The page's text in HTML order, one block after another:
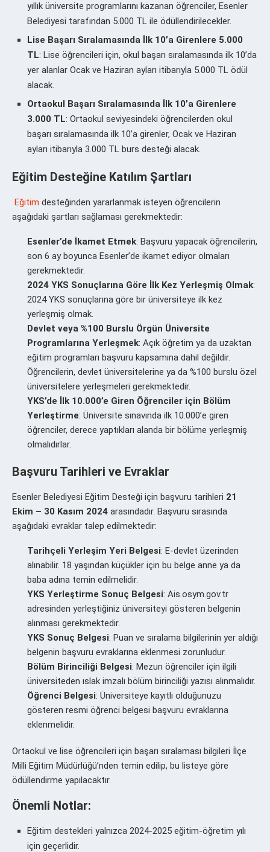
yıllık üniversite programlarını kazanan öğrenciler, Esenler
Belediyesi tarafından 5.000 TL ile ödüllendirilecekler.
Lise Başarı Sıralamasında İlk 10’a Girenlere 5.000
TL: Lise öğrencileri için, okul başarı sıralamasında ilk 10’da
yer alanlar Ocak ve Haziran ayları itibarıyla 5.000 TL ödül
alacak.
Ortaokul Başarı Sıralamasında İlk 10’a Girenlere
3.000 TL: Ortaokul seviyesindeki öğrencilerden okul
başarı sıralamasında ilk 10’a girenler, Ocak ve Haziran
ayları itibarıyla 3.000 TL burs desteği alacak.
Eğitim Desteğine Katılım Şartları
Eğitim desteğinden yararlanmak isteyen öğrencilerin
aşağıdaki şartları sağlaması gerekmektedir:
Esenler’de İkamet Etmek: Başvuru yapacak öğrencilerin,
son 6 ay boyunca Esenler’de ikamet ediyor olmaları
gerekmektedir.
2024 YKS Sonuçlarına Göre İlk Kez Yerleşmiş Olmak:
2024 YKS sonuçlarına göre bir üniversiteye ilk kez
yerleşmiş olmak.
Devlet veya %100 Burslu Örgün Üniversite
Programlarına Yerleşmek: Açık öğretim ya da uzaktan
eğitim programları başvuru kapsamına dahil değildir.
Öğrencilerin, devlet üniversitelerine ya da %100 burslu özel
üniversitelere yerleşmeleri gerekmektedir.
YKS’de İlk 10.000’e Giren Öğrenciler için Bölüm
Yerleştirme: Üniversite sınavında ilk 10.000’e giren
öğrenciler, derece yaptıkları alanda bir bölüme yerleşmiş
olmalıdırlar.
Başvuru Tarihleri ve Evraklar
Esenler Belediyesi Eğitim Desteği için başvuru tarihleri 21
Ekim – 30 Kasım 2024 arasındadır. Başvuru sırasında
aşağıdaki evraklar talep edilmektedir:
Tarihçeli Yerleşim Yeri Belgesi: E-devlet üzerinden
alınabilir. 18 yaşından küçükler için bu belge anne ya da
baba adına temin edilmelidir.
YKS Yerleştirme Sonuç Belgesi: Ais.osym.gov.tr
adresinden yerleştiğiniz üniversiteyi gösteren belgenin
alınması gerekmektedir.
YKS Sonuç Belgesi: Puan ve sıralama bilgilerinin yer aldığı
belgenin başvuru evraklarına eklenmesi zorunludur.
Bölüm Birinciliği Belgesi: Mezun öğrenciler için ilgili
üniversiteden ıslak imzalı bölüm birinciliği yazısı alınmalıdır.
Öğrenci Belgesi: Üniversiteye kayıtlı olduğunuzu
gösteren resmi öğrenci belgesi başvuru evraklarına
eklenmelidir.
Ortaokul ve lise öğrencileri için başarı sıralaması bilgileri İlçe
Milli Eğitim Müdürlüğü’nden temin edilip, bu listeye göre
ödüllendirme yapılacaktır.
Önemli Notlar:
Eğitim destekleri yalnızca 2024-2025 eğitim-öğretim yılı
için geçerlidir.